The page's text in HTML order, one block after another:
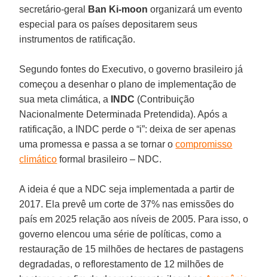
secretário-geral
Ban Ki-moon organizará um evento
especial para os países depositarem seus
instrumentos de ratificação.
Segundo fontes do Executivo, o governo brasileiro já
começou a desenhar o plano de implementação de
sua meta climática, a
INDC (Contribuição
Nacionalmente Determinada Pretendida). Após a
ratificação, a INDC perde o “i”: deixa de ser apenas
uma promessa e passa a se tornar ocompromisso
climático formal brasileiro – NDC.
A ideia é que a NDC seja implementada a partir de
2017. Ela prevê um corte de 37% nas emissões do
país em 2025 relação aos níveis de 2005. Para isso, o
governo elencou uma série de políticas, como a
restauração de 15 milhões de hectares de pastagens
degradadas, o reflorestamento de 12 milhões de